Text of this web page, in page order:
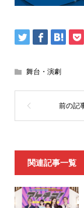
舞台・演劇
関連記事一覧